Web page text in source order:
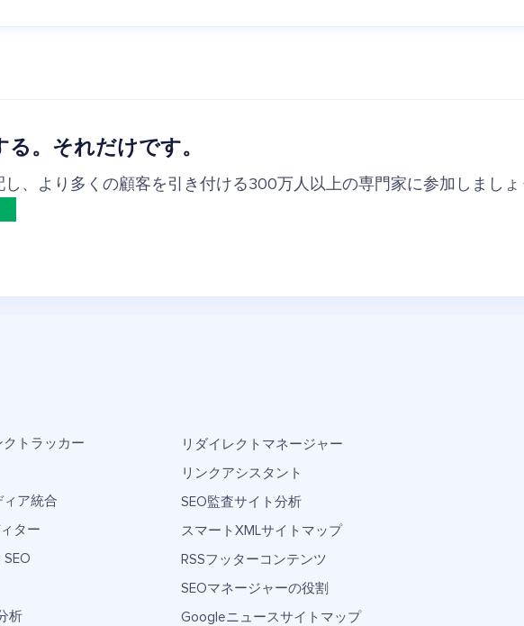
。それだけです。
し、より多くの顧客を引き付ける300万人以上の専門家に参加しましょ
トラッカー
ィア統合
ター
析
リダイレクトマネージャー
リンクアシスタント
SEO監査サイト分析
スマートXMLサイトマップ
RSSフッターコンテンツ
SEOマネージャーの役割
Googleニュースサイトマップ